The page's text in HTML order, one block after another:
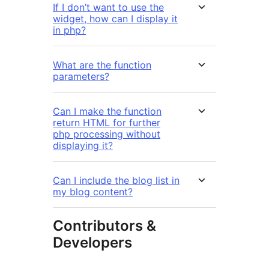
If I don’t want to use the
widget, how can I display it
in php?
What are the function
parameters?
Can I make the function
return HTML for further
php processing without
displaying it?
Can I include the blog list in
my blog content?
Contributors &
Developers